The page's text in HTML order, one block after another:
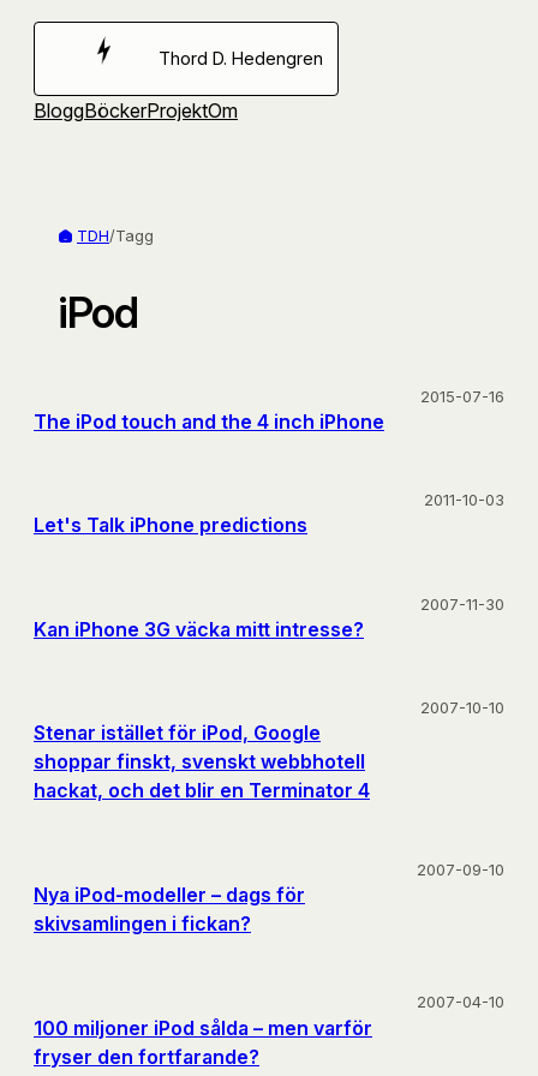
Hoppa
Thord D. Hedengren
BloggBöckerProjektOm
TDH/Tagg
iPod
The iPod touch and the 4 inch iPhone
2015-07-16
Let's Talk iPhone predictions
2011-10-03
Kan iPhone 3G väcka mitt intresse?
2007-11-30
Stenar istället för iPod, Google
shoppar finskt, svenskt webbhotell
hackat, och det blir en Terminator 4
2007-10-10
Nya iPod-modeller – dags för
skivsamlingen i fickan?
2007-09-10
100 miljoner iPod sålda – men varför
fryser den fortfarande?
2007-04-10